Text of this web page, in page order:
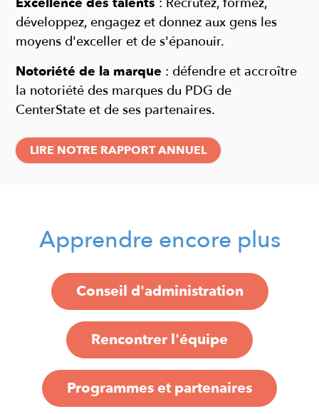
développez, engagez et donnez aux gens les
moyens d'exceller et de s'épanouir.
Notoriété de la marque : défendre et accroître
la notoriété des marques du PDG de
CenterState et de ses partenaires.
LIRE NOTRE RAPPORT ANNUEL
Apprendre encore plus
Conseil d'administration
Rencontrer l'équipe
Programmes et partenaires